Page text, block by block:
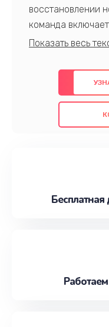
восстановлении
команда
профессионалов
предлагаем
использованием
также
проведенных
наилучшим
Бесплатная